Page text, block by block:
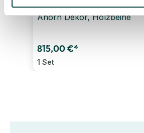
Tisch-Stuhl-Kombination
Ahorn Dekor, Holzbeine
815,00 €*
1 Set